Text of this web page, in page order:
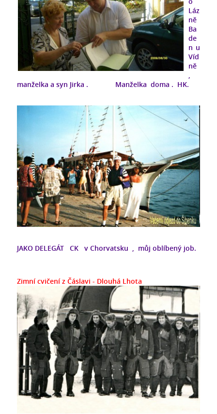
Láz
ně
Ba
de
n u
Víd
ně
,
manželka a syn Jirka . Manželka doma . HK.
JAKO DELEGÁT CK v Chorvatsku , můj oblíbený job.
Zimní cvičení z Čáslavi - Dlouhá Lhota